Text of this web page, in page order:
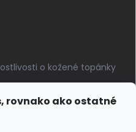
rovnako ako ostatné
o kožené topánky
vôňa pravej kože, dotyk